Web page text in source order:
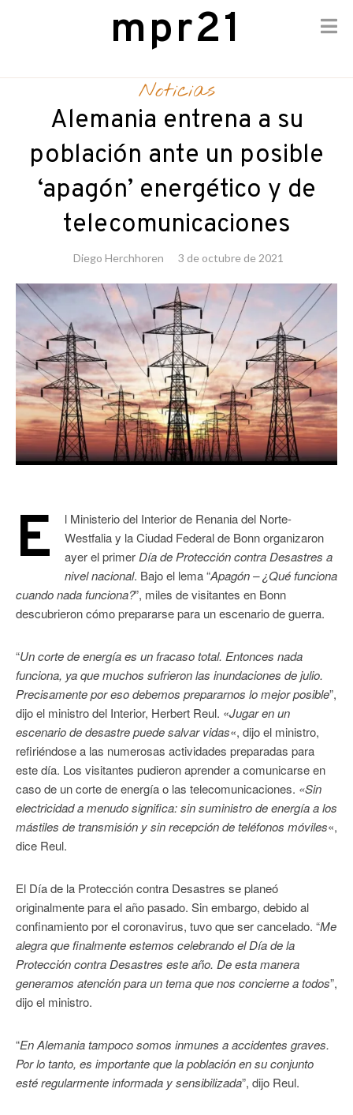
mpr21
Noticias
Alemania entrena a su
población ante un posible
‘apagón’ energético y de
telecomunicaciones
Diego Herchhoren 3 de octubre de 2021
E
l Ministerio del Interior de Renania del Norte-
Westfalia y la Ciudad Federal de Bonn organizaron
ayer el primer Día de Protección contra Desastres a
nivel nacional. Bajo el lema “Apagón – ¿Qué funciona
cuando nada funciona?”, miles de visitantes en Bonn
descubrieron cómo prepararse para un escenario de guerra.
“Un corte de energía es un fracaso total. Entonces nada
funciona, ya que muchos sufrieron las inundaciones de julio.
Precisamente por eso debemos prepararnos lo mejor posible”,
dijo el ministro del Interior, Herbert Reul. «Jugar en un
escenario de desastre puede salvar vidas«, dijo el ministro,
refiriéndose a las numerosas actividades preparadas para
este día. Los visitantes pudieron aprender a comunicarse en
caso de un corte de energía o las telecomunicaciones. «Sin
electricidad a menudo significa: sin suministro de energía a los
mástiles de transmisión y sin recepción de teléfonos móviles«,
dice Reul.
El Día de la Protección contra Desastres se planeó
originalmente para el año pasado. Sin embargo, debido al
confinamiento por el coronavirus, tuvo que ser cancelado. “Me
alegra que finalmente estemos celebrando el Día de la
Protección contra Desastres este año. De esta manera
generamos atención para un tema que nos concierne a todos”,
dijo el ministro.
“En Alemania tampoco somos inmunes a accidentes graves.
Por lo tanto, es importante que la población en su conjunto
esté regularmente informada y sensibilizada”, dijo Reul.